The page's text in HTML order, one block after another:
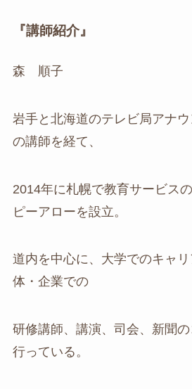
『講師紹介』
森 順子
岩手と北海道のテレビ局アナ
の講師を経て、
2014年に札幌で教育サービス
ピーアローを設立。
道内を中心に、大学でのキャ
体・企業での
研修講師、講演、司会、新聞
行っている。